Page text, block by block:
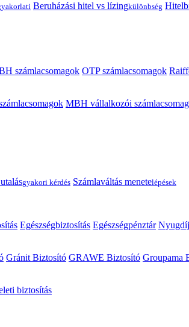
Beruházási hitel vs lízingkülönbség
számlacsomagok OTP számlacsomagok
MBH vállalkozói
gyakori kérdés Számlaváltás menetelépések
Egészségbiztosítás Egészségpénztár
Gránit Biztosító GRAWE Biztosító Groupama
biztosítás